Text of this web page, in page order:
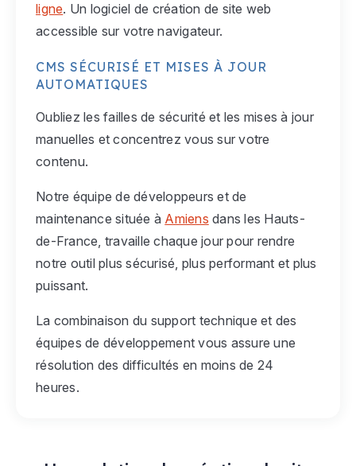
ligne. Un logiciel de création de site web
accessible sur votre navigateur.
CMS SÉCURISÉ ET MISES À JOUR
AUTOMATIQUES
Oubliez les failles de sécurité et les mises à jour
manuelles et concentrez vous sur votre
contenu.
Notre équipe de développeurs et de
maintenance située à Amiens dans les Hauts-
de-France, travaille chaque jour pour rendre
notre outil plus sécurisé, plus performant et plus
puissant.
La combinaison du support technique et des
équipes de développement vous assure une
résolution des difficultés en moins de 24
heures.